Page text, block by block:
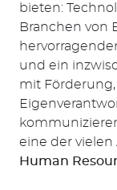
bieten:
Branchen von
und ein
mit
eine der
Human